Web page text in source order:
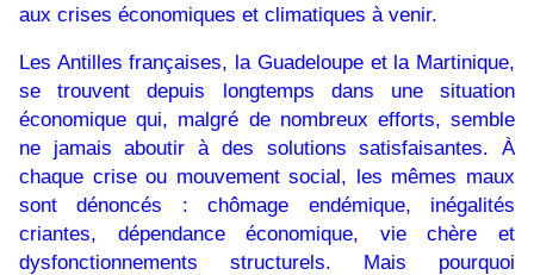
aux crises économiques et climatiques à venir.
Les Antilles françaises, la Guadeloupe et la Martinique,
se trouvent depuis longtemps dans une situation
économique qui, malgré de nombreux efforts, semble
ne jamais aboutir à des solutions satisfaisantes. À
chaque crise ou mouvement social, les mêmes maux
sont dénoncés : chômage endémique, inégalités
criantes, dépendance économique, vie chère et
dysfonctionnements structurels. Mais pourquoi